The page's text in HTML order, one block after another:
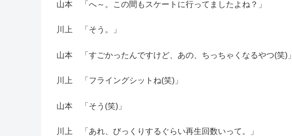
山本 「へ～。この間もスケートに行ってましたよね？」
川上 「そう。」
山本 「すごかったんですけど、あの、ちっちゃくなるやつ(笑)」
川上 「フライングシットね(笑)」
山本 「そう(笑)」
川上 「あれ、びっくりするぐらい再生回数いって。」